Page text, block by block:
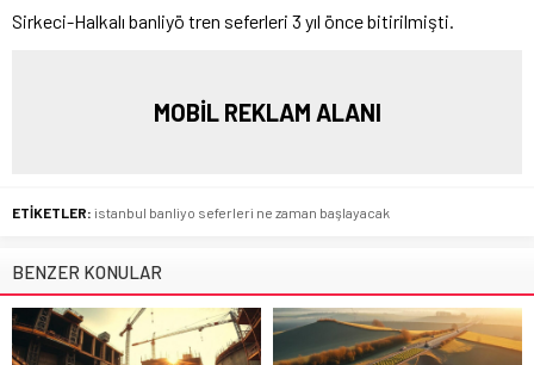
Sirkeci-Halkalı banliyö tren seferleri 3 yıl önce bitirilmişti.
MOBİL REKLAM ALANI
ETİKETLER: istanbul banliyo seferleri ne zaman başlayacak
BENZER KONULAR